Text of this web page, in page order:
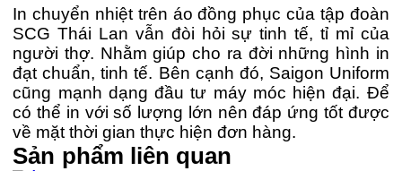
In chuyển nhiệt trên áo đồng phục của tập đoàn
SCG Thái Lan vẫn đòi hỏi sự tinh tế, tỉ mỉ của
người thợ. Nhằm giúp cho ra đời những hình in
đạt chuẩn, tinh tế. Bên cạnh đó, Saigon Uniform
cũng mạnh dạng đầu tư máy móc hiện đại. Để
có thể in với số lượng lớn nên đáp ứng tốt được
về mặt thời gian thực hiện đơn hàng.
Sản phẩm liên quan